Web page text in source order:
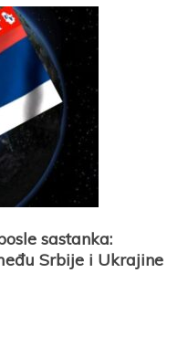
sastanka:
Srbije i Ukrajine